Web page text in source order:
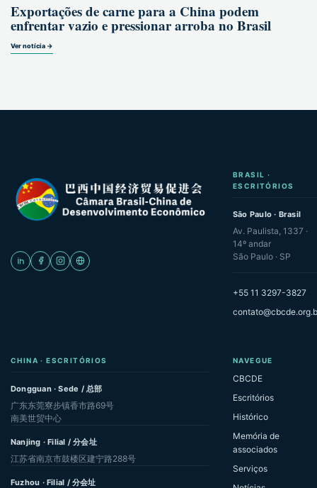
Exportações de carne para a China podem
enfrentar vazio e pressionar arroba no Brasil
Ver notícia →
BRASIL ·
ESCRITÓRIOS
São Paulo · Brasil
Av. Paulista, 1337 ·
14º andar
São Paulo · SP
+55 11 3297-3827
CHINA · ESCRITÓRIOS
Dongguan · Sede / 总部
广东东莞寮步镇香市路69号
南美世贸中心
Nanjing · Filial / 分会址
江苏省南京市鼓楼区建宁路288号
Fuzhou · Filial / 分会址
NAVEGUE
CBCDE
Escritórios
Histórico
Memória de
associados
Serviços